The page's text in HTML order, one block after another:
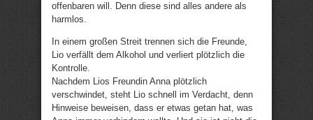
offenbaren will. Denn diese sind alles andere als
harmlos.
In einem großen Streit trennen sich die Freunde,
Lio verfällt dem Alkohol und verliert plötzlich die
Kontrolle.
Nachdem Lios Freundin Anna plötzlich
verschwindet, steht Lio schnell im Verdacht, denn
Hinweise beweisen, dass er etwas getan hat, was